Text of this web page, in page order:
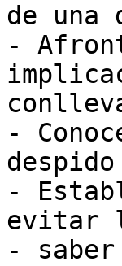
de una
-
-
-
evitar
- saber